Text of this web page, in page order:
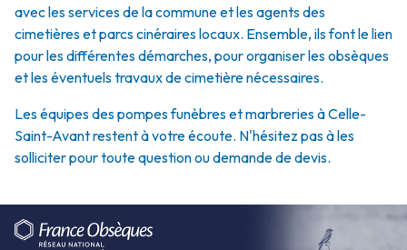
avec les services de la commune et les agents des
cimetières et parcs cinéraires locaux. Ensemble, ils font le lien
pour les différentes démarches, pour organiser les obsèques
et les éventuels travaux de cimetière nécessaires.
Les équipes des pompes funèbres et marbreries à Celle-
Saint-Avant restent à votre écoute. N'hésitez pas à les
solliciter pour toute question ou demande de devis.